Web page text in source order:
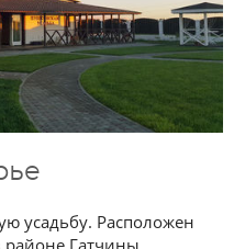
усадьбу. Расположен